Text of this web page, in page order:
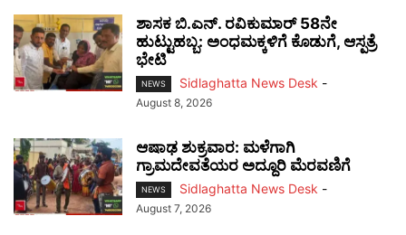
ಶಾಸಕ ಬಿ.ಎನ್. ರವಿಕುಮಾರ್ 58ನೇ
ಹುಟ್ಟುಹಬ್ಬ: ಅಂಧಮಕ್ಕಳಿಗೆ ಕೊಡುಗೆ, ಆಸ್ಪತ್ರೆ
ಭೇಟಿ
NEWS Sidlaghatta News Desk -
August 8, 2026
ಆಷಾಢ ಶುಕ್ರವಾರ: ಮಳೆಗಾಗಿ
ಗ್ರಾಮದೇವತೆಯರ ಅದ್ದೂರಿ ಮೆರವಣಿಗೆ
NEWS Sidlaghatta News Desk -
August 7, 2026